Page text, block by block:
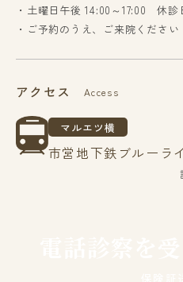
・土曜日午後 14:00～17:00 休診
・ご予約のうえ、ご来院ください
アクセス Access
マルエツ横
市営地下鉄ブルーラ
電話診察を